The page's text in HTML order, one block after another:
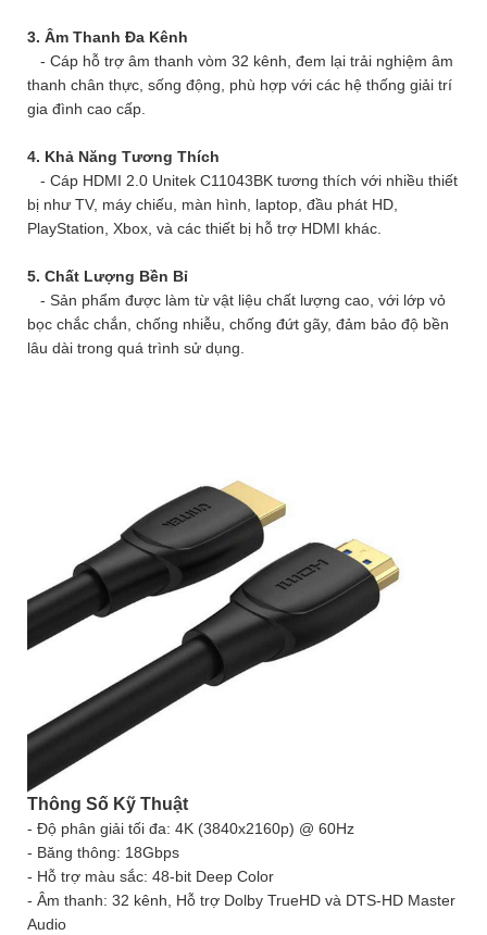
3. Âm Thanh Đa Kênh
- Cáp hỗ trợ âm thanh vòm 32 kênh, đem lại trải nghiệm âm
thanh chân thực, sống động, phù hợp với các hệ thống giải trí
gia đình cao cấp.
4. Khả Năng Tương Thích
- Cáp HDMI 2.0 Unitek C11043BK tương thích với nhiều thiết
bị như TV, máy chiếu, màn hình, laptop, đầu phát HD,
PlayStation, Xbox, và các thiết bị hỗ trợ HDMI khác.
5. Chất Lượng Bền Bỉ
- Sản phẩm được làm từ vật liệu chất lượng cao, với lớp vỏ
bọc chắc chắn, chống nhiễu, chống đứt gãy, đảm bảo độ bền
lâu dài trong quá trình sử dụng.
Thông Số Kỹ Thuật
- Độ phân giải tối đa: 4K (3840x2160p) @ 60Hz
- Băng thông: 18Gbps
- Hỗ trợ màu sắc: 48-bit Deep Color
- Âm thanh: 32 kênh, Hỗ trợ Dolby TrueHD và DTS-HD Master
Audio